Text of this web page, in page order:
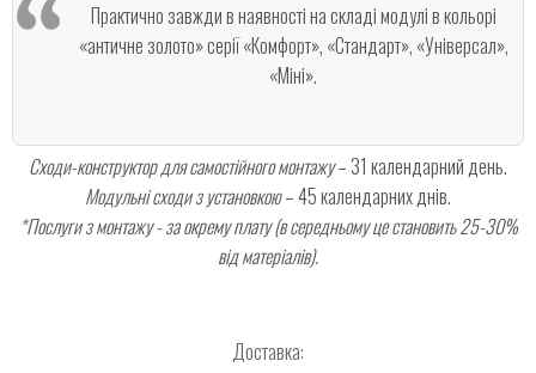
Практично завжди в наявності на складі модулі в кольорі
«античне золото» серії «Комфорт», «Стандарт», «Універсал»,
«Міні».
Сходи-конструктор для самостійного монтажу– 31 календарний день.
Модульні сходи з установкою– 45 календарних днів.
*Послуги з монтажу - за окрему плату (в середньому це становить 25-30%
від матеріалів).
Доставка: